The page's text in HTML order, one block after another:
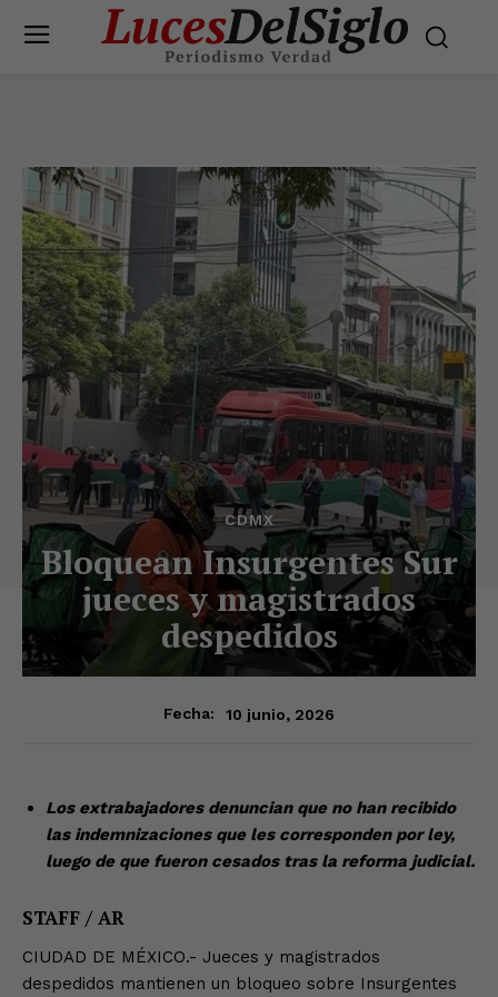
CDMX
Bloquean Insurgentes Sur
jueces y magistrados
despedidos
Fecha: 10 junio, 2026
Los extrabajadores denuncian que no han recibido
las indemnizaciones que les corresponden por ley,
luego de que fueron cesados tras la reforma judicial.
STAFF / AR
CIUDAD DE MÉXICO.- Jueces y magistrados
despedidos mantienen un bloqueo sobre Insurgentes